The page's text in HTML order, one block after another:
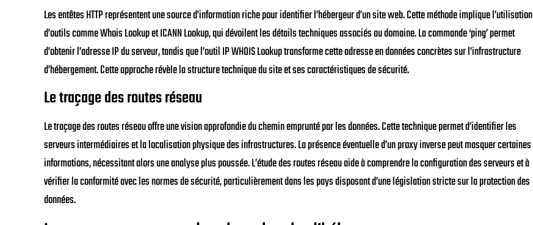
Les entêtes HTTP représentent une source d’information riche pour identifier l’hébergeur d’un site web. Cette méthode implique l’utilisation
d’outils comme Whois Lookup et ICANN Lookup, qui dévoilent les détails techniques associés au domaine. La commande ‘ping’ permet
d’obtenir l’adresse IP du serveur, tandis que l’outil IP WHOIS Lookup transforme cette adresse en données concrètes sur l’infrastructure
d’hébergement. Cette approche révèle la structure technique du site et ses caractéristiques de sécurité.
Le traçage des routes réseau
Le traçage des routes réseau offre une vision approfondie du chemin emprunté par les données. Cette technique permet d’identifier les
serveurs intermédiaires et la localisation physique des infrastructures. La présence éventuelle d’un proxy inverse peut masquer certaines
informations, nécessitant alors une analyse plus poussée. L’étude des routes réseau aide à comprendre la configuration des serveurs et à
vérifier la conformité avec les normes de sécurité, particulièrement dans les pays disposant d’une législation stricte sur la protection des
données.